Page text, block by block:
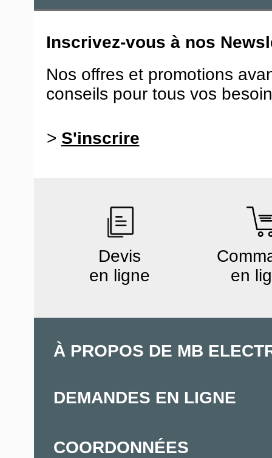
Inscrivez-vous à nos
Nos offres et promotions
conseils pour tous vos
> S'inscrire
Devis
en ligne
en
À PROPOS DE MB
DEMANDES EN LIGNE
COORDONNÉES